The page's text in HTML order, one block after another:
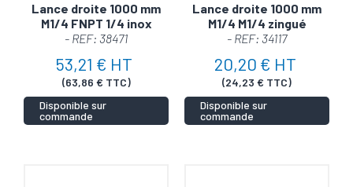
Lance droite 1000 mm
M1/4 FNPT 1/4 inox
- REF: 38471
53,21 € HT
(63,86 € TTC)
Disponible sur
commande
Lance droite 1000 mm
M1/4 M1/4 zingué
- REF: 34117
20,20 € HT
(24,23 € TTC)
Disponible sur
commande